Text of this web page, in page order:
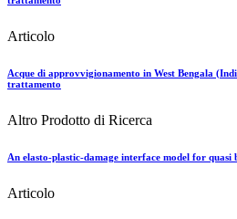
Articolo
Acque di approvvigionamento in West Bengala
trattamento
Altro Prodotto di Ricerca
An elasto-plastic-damage interface model for
Articolo